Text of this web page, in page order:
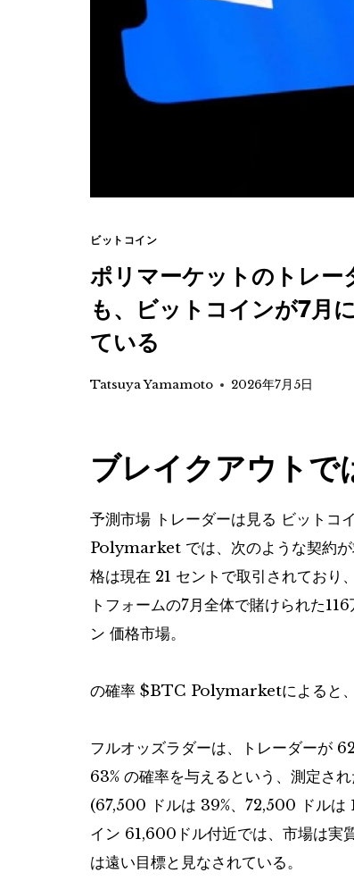
ビットコイン
ポリマーケットのトレー
も、ビットコインが7月
ている
Tatsuya Yamamoto 2026年7月5日
ブレイクアウトで
予測市場 トレーダーは見る ビットコ
Polymarket では、次のような契約が
格は現在 21 セントで取引されており
トフォームの7月全体で賭けられた
ン 価格市場。
の確率 $BTC Polymarketによると、
フルオッズラダーは、トレーダーが
63% の確率を与えるという、測定さ
(67,500 ドルは 39%、72,500 ドルは
イン 61,600ドル付近では、市場は実
は遠い目標と見なされている。